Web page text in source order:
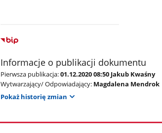
Informacje o publikacji dokumentu
Pierwsza publikacja:01.12.2020 08:50 Jakub Kwaśny
Wytwarzający/ Odpowiadający: Magdalena Mendrok
Pokaż historię zmian